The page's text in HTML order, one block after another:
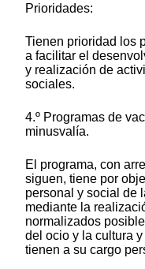
Prioridades:
Tienen prioridad los
a facilitar el
y realización de
sociales.
4.º Programas de
minusvalía.
El programa, con
siguen, tiene por
personal y social de
mediante la
normalizados
del ocio y la cultura
tienen a su cargo